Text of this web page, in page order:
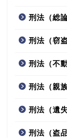
刑法（総論
刑法（窃
刑法（不
刑法（親
刑法（遺
刑法（盗